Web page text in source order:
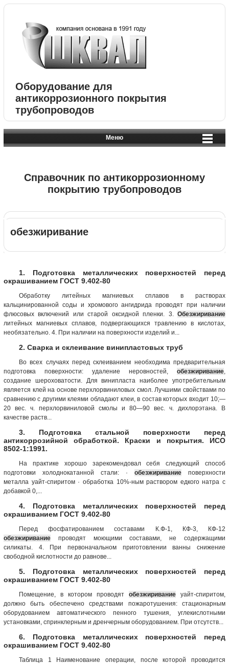
Оборудование для
антикоррозионного покрытия
трубопроводов
Меню
Справочник по антикоррозионному
покрытию трубопроводов
обезжиривание
1. Подготовка металлических поверхностей перед
окрашиванием ГОСТ 9.402-80
Обработку литейных магниевых сплавов в растворах
кальцинированной соды и хромового ангидрида проводят при наличии
флюсовых включений или старой оксидной пленки. 3. Обезжиривание
литейных магниевых сплавов, подвергающихся травлению в кислотах,
необязательно. 4. При наличии на поверхности изделий и...
2. Сварка и склеивание винипластовых труб
Во всех случаях перед склеиванием необходима предварительная
подготовка поверхности: удаление неровностей, обезжиривание
создание шероховатости. Для винипласта наиболее употребительным
является клей на основе перхлорвиниловых смол. Лучшими свойствами по
сравнению с другими клеями обладают клеи, в состав которых входит 10;—
20 вес. ч. перхлорвиниловой смолы и 80—90 вес. ч. дихлорэтана. В
качестве раств...
3. Подготовка стальной поверхности перед
антикоррозийной обработкой. Краски и покрытия. ИСО
8502-1:1991.
На практике хорошо зарекомендовал себя следующий способ
подготовки холоднокатанной стали: · обезжиривание поверхности
металла уайт-спиритом · обработка 10%-ным раствором едкого натра с
добавкой 0,...
4. Подготовка металлических поверхностей перед
окрашиванием ГОСТ 9.402-80
Перед фосфатированием составами К.Ф-1, КФ-3, КФ-12
обезжиривание проводят моющими составами, не содержащими
силикаты. 4. При первоначальном приготовлении ванны снижение
свободной кислотности до равнове...
5. Подготовка металлических поверхностей перед
окрашиванием ГОСТ 9.402-80
Помещение, в котором проводят обезжиривание уайт-спиритом,
должно быть обеспечено средствами пожаротушения: стационарным
оборудованием автоматического пенного тушения, углекислотными
установками, спринклерным и дренчерным оборудованием. При отсутств...
6. Подготовка металлических поверхностей перед
окрашиванием ГОСТ 9.402-80
Таблица 1 Наименование операции, после которой проводится